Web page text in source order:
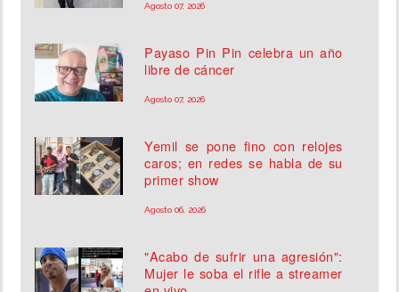
Agosto 07, 2026
Payaso Pin Pin celebra un año
libre de cáncer
Agosto 07, 2026
Yemil se pone fino con relojes
caros; en redes se habla de su
primer show
Agosto 06, 2026
"Acabo de sufrir una agresión":
Mujer le soba el rifle a streamer